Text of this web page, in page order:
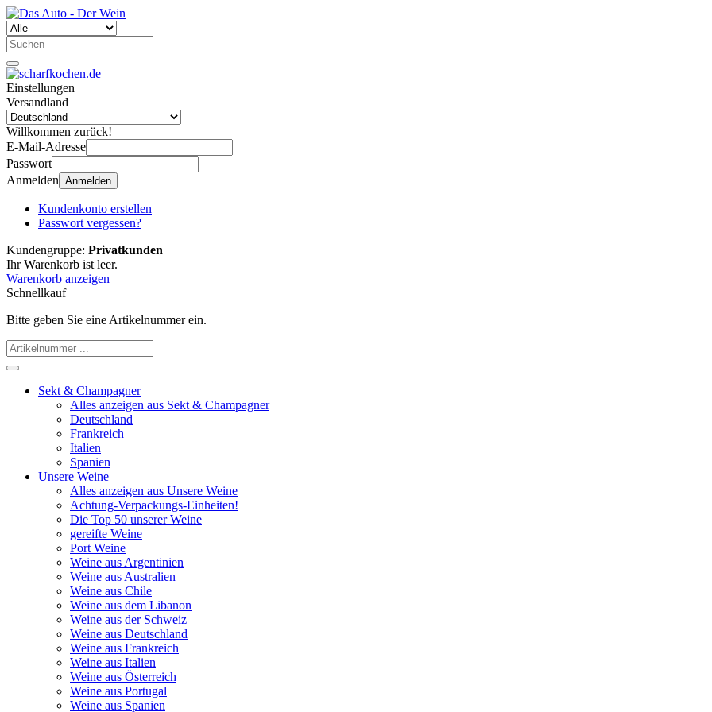
Einstellungen
Versandland
Willkommen zurück!
E-Mail-Adresse
Passwort
Anmelden Anmelden
Kundenkonto erstellen
Passwort vergessen?
Kundengruppe: Privatkunden
Ihr Warenkorb ist leer.
Warenkorb anzeigen
Schnellkauf
Bitte geben Sie eine Artikelnummer ein.
Sekt & Champagner
Alles anzeigen aus Sekt & Champagner
Deutschland
Frankreich
Italien
Spanien
Unsere Weine
Alles anzeigen aus Unsere Weine
Achtung-Verpackungs-Einheiten!
Die Top 50 unserer Weine
gereifte Weine
Port Weine
Weine aus Argentinien
Weine aus Australien
Weine aus Chile
Weine aus dem Libanon
Weine aus der Schweiz
Weine aus Deutschland
Weine aus Frankreich
Weine aus Italien
Weine aus Österreich
Weine aus Portugal
Weine aus Spanien